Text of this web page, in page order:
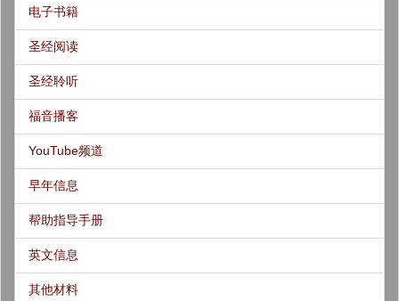
电子书籍
圣经阅读
圣经聆听
福音播客
YouTube频道
早年信息
帮助指导手册
英文信息
其他材料